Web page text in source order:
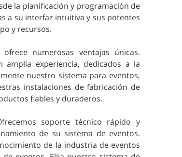
la planificación y programación de
a su interfaz intuitiva y sus potentes
y recursos.
numerosas ventajas únicas.
experiencia, dedicados a la
nuestro sistema para eventos,
instalaciones de fabricación de
fiables y duraderos.
soporte técnico rápido y
de su sistema de eventos.
de la industria de eventos